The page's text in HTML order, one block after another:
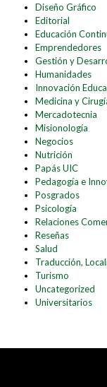
Diseño Gráfico
Editorial
Educación
Emprendedores
Gestión y
Humanidades
Innovación
Medicina y
Mercadotecnia
Misionología
Negocios
Nutrición
Papás UIC
Pedagogía e
Posgrados
Psicología
Relaciones
Reseñas
Salud
Traducción,
Turismo
Uncategorized
Universitarios